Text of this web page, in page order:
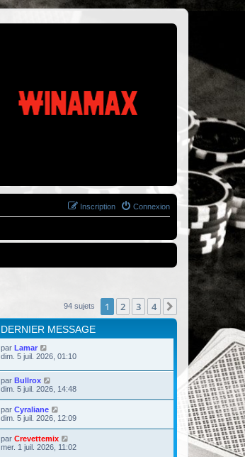
Connexion
Inscription
94 sujets 1 2 3 4 Suivant
DERNIER MESSAGE
par Lamar
dim. 5 juil. 2026, 01:10
par Bullrox
dim. 5 juil. 2026, 14:48
par Cyraliane
dim. 5 juil. 2026, 12:09
par Crevettemix
mer. 1 juil. 2026, 11:02